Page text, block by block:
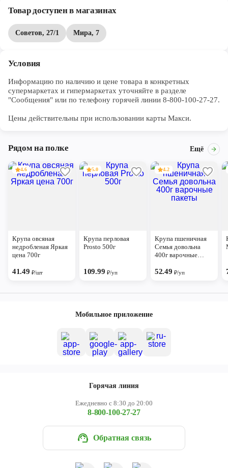
Товар доступен в магазинах
Советов, 27/1 Мира, 7
Условия
Информацию по наличию и цене товара в конкретных
супермаркетах и гипермаркетах уточняйте в разделе
"Сообщения" или по телефону горячей линии 8-800-100-27-27.
Цены действительны при использовании карты Макси.
Рядом на полке Ещё
4.6
Крупа овсяная
недробленая Яркая
цена 700г
41.49₽/шт
5.0
Крупа перловая
Prosto 500г
109.99 ₽/уп
4.2
Крупа пшеничная
Семья довольна
400г варочные
52.49₽/уп
Мобильное приложение
Горячая линия
Ежедневно с 8:30 до 20:00
8-800-100-27-27
Обратная связь